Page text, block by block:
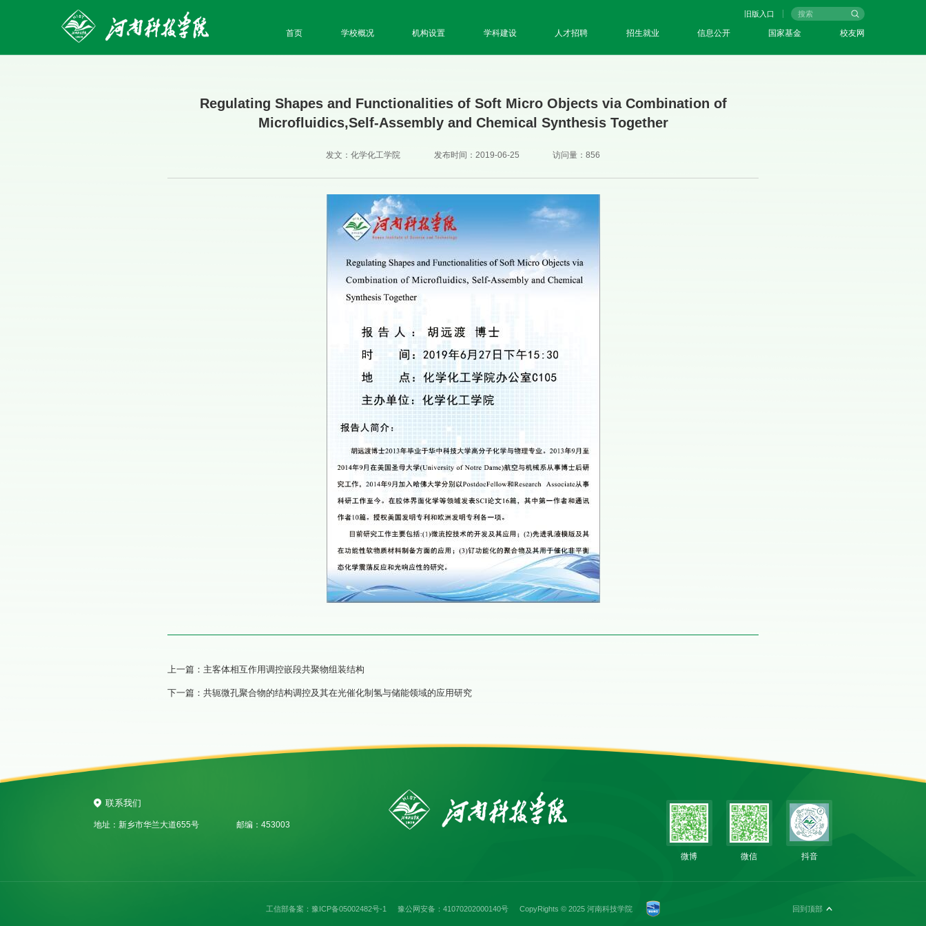
旧版入口
首页 学校概况 机构设置 学科建设 人才招聘 招生就业 信息公开 国家基金 校友网
Regulating Shapes and Functionalities of Soft Micro Objects via Combination of
Microfluidics,Self-Assembly and Chemical Synthesis Together
发文：化学化工学院 发布时间：2019-06-25 访问量： 856
上一篇： 主客体相互作用调控嵌段共聚物组装结构
下一篇：共轭微孔聚合物的结构调控及其在光催化制氢与储能领域的应用研究
联系我们
地址：新乡市华兰大道655号 邮编：453003
微博 微信 抖音
工信部备案：豫ICP备05002482号-1 豫公网安备：41070202000140号 CopyRights © 2025 河南科技学院 回到顶部